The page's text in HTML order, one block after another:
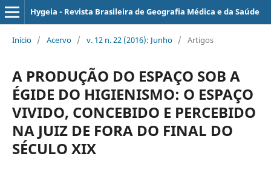
Hygeia - Revista Brasileira de Geografia Médica e da Saúde
Início / Acervo / v. 12 n. 22 (2016): Junho / Artigos
A PRODUÇÃO DO ESPAÇO SOB A
ÉGIDE DO HIGIENISMO: O ESPAÇO
VIVIDO, CONCEBIDO E PERCEBIDO
NA JUIZ DE FORA DO FINAL DO
SÉCULO XIX